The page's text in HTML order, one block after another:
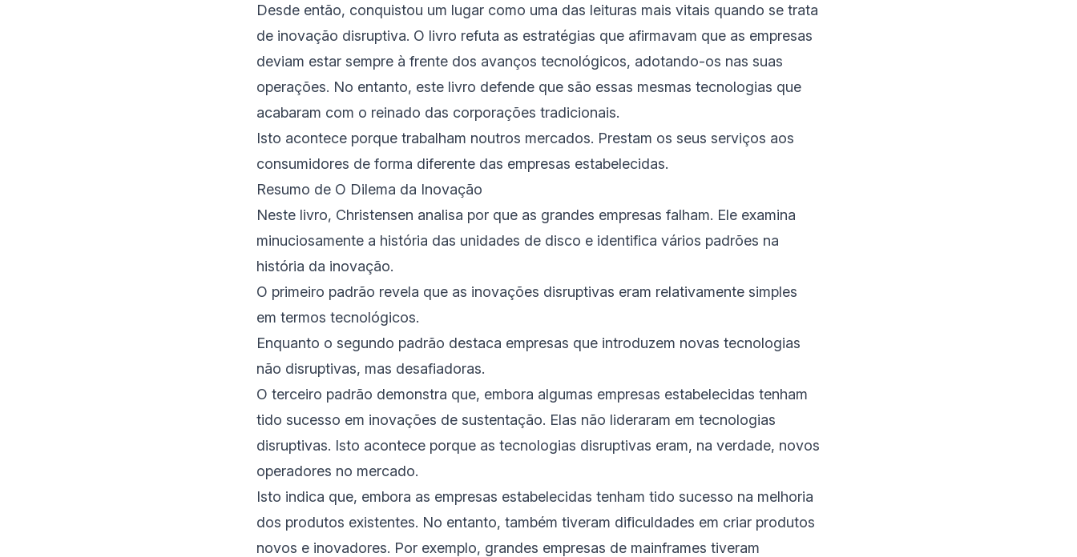
Desde então, conquistou um lugar como uma das leituras mais vitais quando se trata
de inovação disruptiva. O livro refuta as estratégias que afirmavam que as empresas
deviam estar sempre à frente dos avanços tecnológicos, adotando-os nas suas
operações. No entanto, este livro defende que são essas mesmas tecnologias que
acabaram com o reinado das corporações tradicionais.
Isto acontece porque trabalham noutros mercados. Prestam os seus serviços aos
consumidores de forma diferente das empresas estabelecidas.
Resumo de O Dilema da Inovação
Neste livro, Christensen analisa por que as grandes empresas falham. Ele examina
minuciosamente a história das unidades de disco e identifica vários padrões na
história da inovação.
O primeiro padrão revela que as inovações disruptivas eram relativamente simples
em termos tecnológicos.
Enquanto o segundo padrão destaca empresas que introduzem novas tecnologias
não disruptivas, mas desafiadoras.
O terceiro padrão demonstra que, embora algumas empresas estabelecidas tenham
tido sucesso em inovações de sustentação. Elas não lideraram em tecnologias
disruptivas. Isto acontece porque as tecnologias disruptivas eram, na verdade, novos
operadores no mercado.
Isto indica que, embora as empresas estabelecidas tenham tido sucesso na melhoria
dos produtos existentes. No entanto, também tiveram dificuldades em criar produtos
novos e inovadores. Por exemplo, grandes empresas de mainframes tiveram